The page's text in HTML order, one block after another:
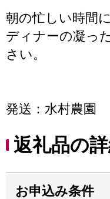
朝の忙しい時間
ディナーの凝っ
さい。
発送：水村農園
返礼品の
お申込み条件